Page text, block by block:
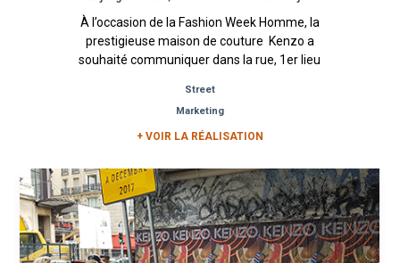
À l’occasion de la Fashion Week Homme, la
prestigieuse maison de couture Kenzo a
souhaité communiquer dans la rue, 1er lieu
Street
Marketing
+ VOIR LA RÉALISATION